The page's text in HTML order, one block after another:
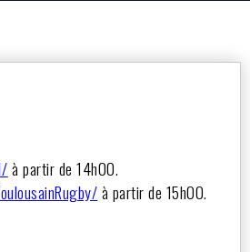
à partir de 14h00.
à partir de 15h00.